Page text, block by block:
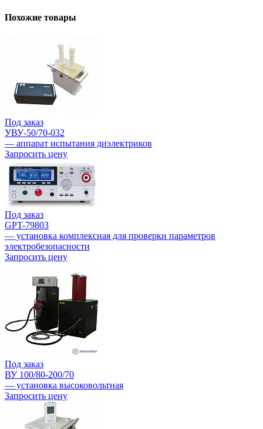
Похожие товары
Под заказ
УВУ-50/70-032
— аппарат испытания диэлектриков
Запросить цену
Под заказ
GPT-79803
— установка комплексная для проверки параметров
электробезопасности
Запросить цену
Под заказ
ВУ 100/80-200/70
— установка высоковольтная
Запросить цену